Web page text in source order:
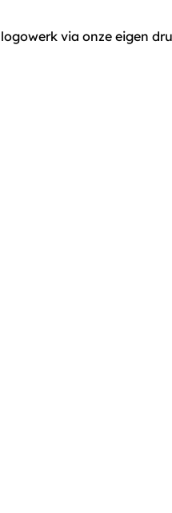
via onze eigen